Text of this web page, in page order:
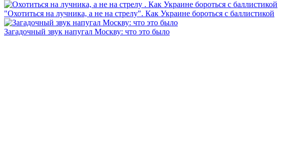
"Охотиться на лучника, а не на стрелу". Как Украине бороться с баллистикой
Загадочный звук напугал Москву: что это было